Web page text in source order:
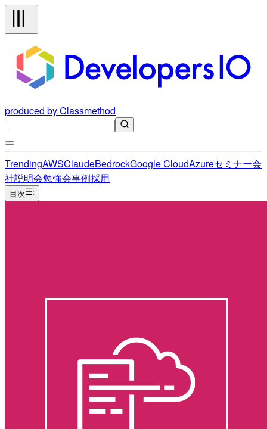
produced by Classmethod
TrendingAWSClaudeBedrockGoogle CloudAzureセミナー会
社説明会勉強会事例採用
目次